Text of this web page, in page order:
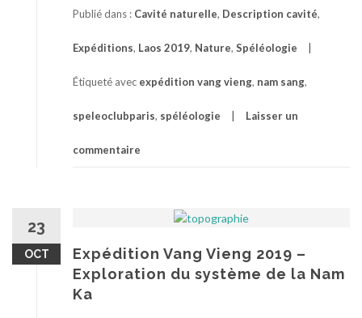
Publié dans : Cavité naturelle, Description cavité,
Expéditions, Laos 2019, Nature, Spéléologie
Étiqueté avec expédition vang vieng, nam sang,
speleoclubparis, spéléologie Laisser un
commentaire
23
OCT
Expédition Vang Vieng 2019 –
Exploration du système de la Nam
Ka